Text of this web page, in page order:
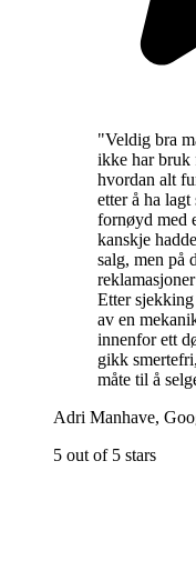
"Veldig bra
ikke har bruk
hvordan alt
etter å ha
fornøyd med
kanskje
salg, men på
Etter
av en
innenfor ett
gikk
måte til å
Adri Manhave,
5 out of 5 stars